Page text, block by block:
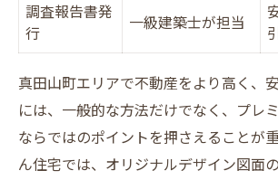
調査報告書発
行
一級建築士が担当
真田山町エリアで不動産をより高く、
には、一般的な方法だけでなく、プレ
ならではのポイントを押さえることが
ん住宅では、オリジナルデザイン図面